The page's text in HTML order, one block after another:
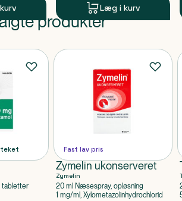
Læg i kurv
produkter
tabletter
Fast lav pris
Zymelin ukonserveret
Zymelin
20 ml Næsespray, opløsning
1 mg/ml, Xylometazolinhydrochlorid